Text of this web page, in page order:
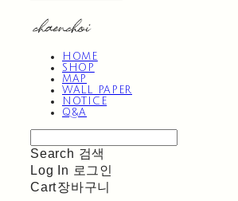
HOME
SHOP
MAP
WALL PAPER
NOTICE
Q&A
Search 검색
Log In 로그인
Cart장바구니